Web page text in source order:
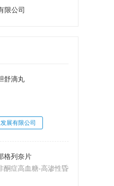
限公司
舒滴丸
展有限公司
格列奈片
酮症高血糖-高渗性昏